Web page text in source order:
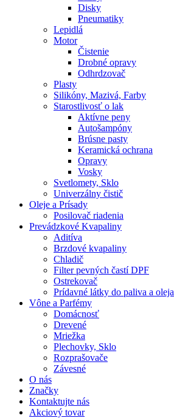
Disky
Pneumatiky
Lepidlá
Motor
Čistenie
Drobné opravy
Odhrdzovač
Plasty
Silikóny, Mazivá, Farby
Starostlivosť o lak
Aktívne peny
Autošampóny
Brúsne pasty
Keramická ochrana
Opravy
Vosky
Svetlomety, Sklo
Univerzálny čistič
Oleje a Prísady
Posilovač riadenia
Prevádzkové Kvapaliny
Aditíva
Brzdové kvapaliny
Chladič
Filter pevných častí DPF
Ostrekovač
Prídavné látky do paliva a oleja
Vône a Parfémy
Domácnosť
Drevené
Mriežka
Plechovky, Sklo
Rozprašovače
Závesné
O nás
Značky
Kontaktujte nás
Akciový tovar